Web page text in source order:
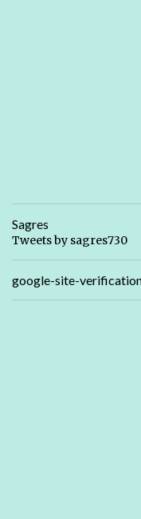
Sagres
Tweets by sagres730
google-site-